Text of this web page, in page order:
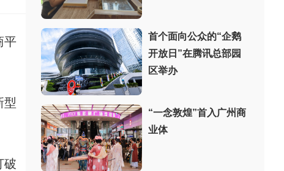
平
型
破
首个面向公众的“企鹅
开放日”在腾讯总部园
区举办
“一念敦煌”首入广州商
业体